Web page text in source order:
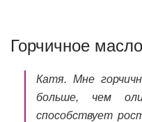
Горчичное
Катя. Мне
больше, чем
способствует